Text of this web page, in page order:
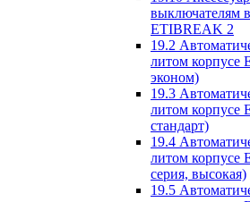
выключателям
ETIBREAK 2
19.2
литом корпусе
эконом)
19.3
литом корпусе
стандарт)
19.4
литом корпусе
серия, высокая)
19.5